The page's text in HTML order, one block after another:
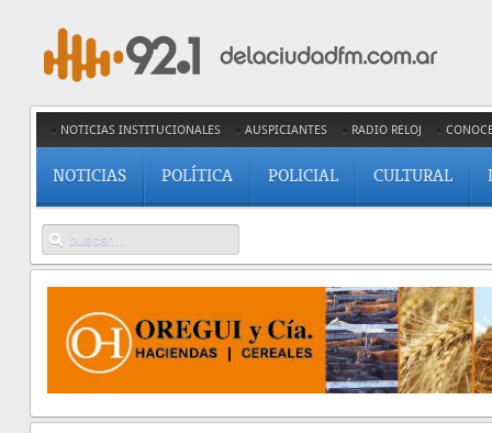
NOTICIAS INSTITUCIONALES AUSPICIANTES RADIO RELOJ
NOTICIAS POLÍTICA POLICIAL CULTURAL